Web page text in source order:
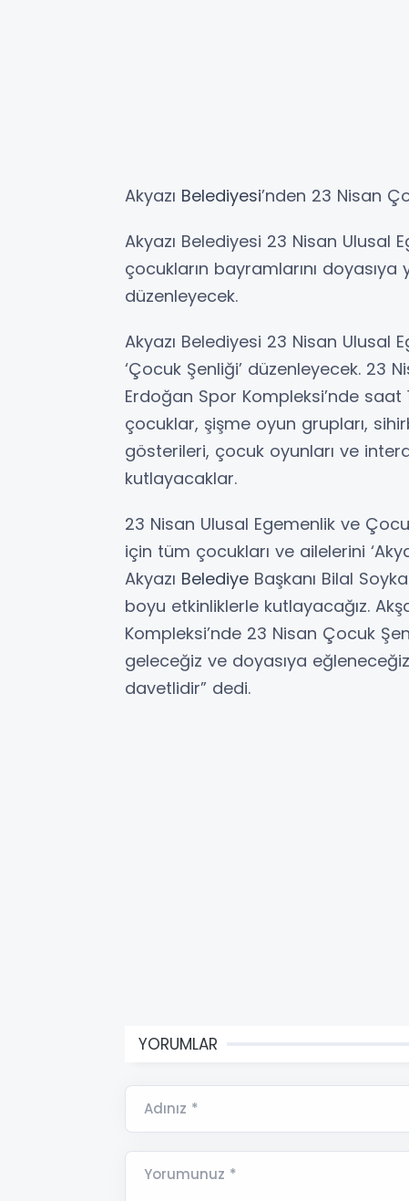
Akyazı Belediyesi’nden 23 Nisan
Akyazı Belediyesi 23 Nisan Ulusal
çocukların bayramlarını
düzenleyecek.
Akyazı Belediyesi 23 Nisan Ulusal
‘Çocuk Şenliği’ düzenleyecek. 23
Erdoğan Spor Kompleksi’nde saat
çocuklar, şişme oyun grupları,
gösterileri, çocuk oyunları ve
kutlayacaklar.
23 Nisan Ulusal Egemenlik ve
için tüm çocukları ve ailelerini
Akyazı Belediye Başkanı Bilal
boyu etkinliklerle kutlayacağız.
Kompleksi’nde 23 Nisan Çocuk
geleceğiz ve doyasıya
davetlidir” dedi.
YORUMLAR
Adınız *
Yorumunuz *